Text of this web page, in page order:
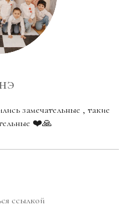
замечательные , такие
❤️🙏
ссылкой